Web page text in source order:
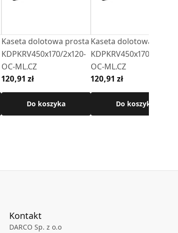
Kaseta dolotowa prosta
KDPKRV450x170/2x120-
OC-ML.CZ
120,91 zł
Do koszyka
Kaseta dolotowa prosta
KDPKRV450x170/2x130-
OC-ML.CZ
120,91 zł
Do koszyka
Kontakt
DARCO Sp. z o.o